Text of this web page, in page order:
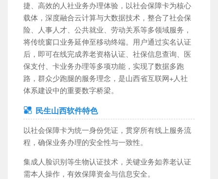
搜索
角色扮演 动作格斗 卡牌策略 赛车竞速
体育竞技 冒险游戏 策略塔防
小说漫画 手机购物 导航出行 影音播放
捷、高效的人社业务办理体验，以社会保障卡为核心
载体，深度融合云计算与大数据技术，整合了社会保
险、人事人才、公共就业、劳动关系等多领域服务，
将传统窗口业务延伸至移动终端。用户通过实名认证
后，即可在线完成养老资格认证、社保信息查询、医
保支付、卡业务办理等多项功能，实现了数据多跑
路，群众少跑腿的服务理念，是山西省互联网+人社
体系建设中的重要数字桥梁。
民生山西软件特色
以社会保障卡为统一身份凭证，贯穿所有线上服务流
程，确保业务办理的安全性与一致性。
集成人脸识别等生物认证技术，关键业务如养老认证
需本人操作，有效保障资金与信息安全。